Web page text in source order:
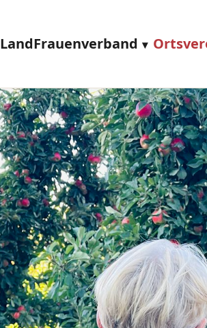
LandFrauenverband